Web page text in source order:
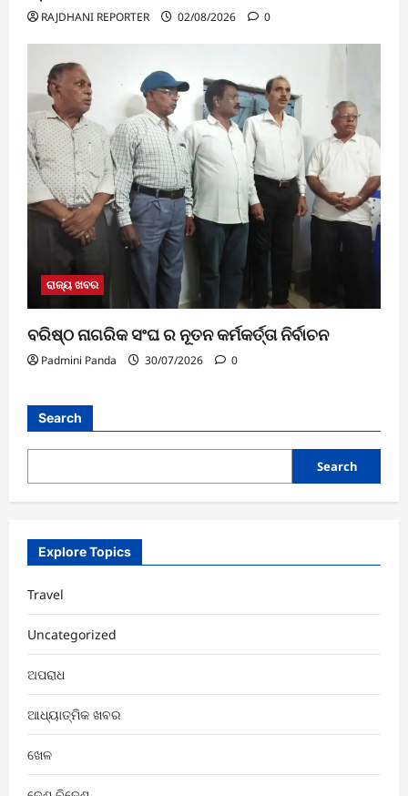
RAJDHANI REPORTER 02/08/2026 0
ରାଜ୍ୟ ଖବର
ବରିଷ୍ଠ ନାଗରିକ ସଂଘ ର ନୂତନ କର୍ମକର୍ତ୍ତା ନିର୍ବାଚନ
Padmini Panda 30/07/2026 0
Search
Search
Explore Topics
Travel
Uncategorized
ଅପରାଧ
ଆଧ୍ୟାତ୍ମିକ ଖବର
ଖେଳ